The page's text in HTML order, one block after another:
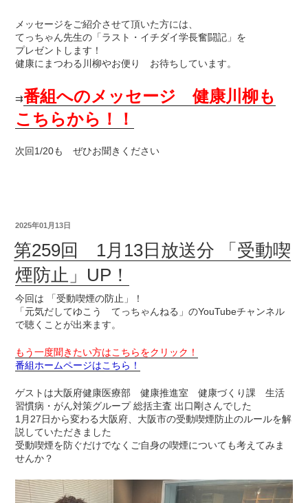
メッセージをご紹介させて頂いた方には、
てっちゃん先生の「ラスト・イチダイ学長奮闘記」を
プレゼントします！
健康にまつわる川柳やお便り お待ちしています。
⇉番組へのメッセージ 健康川柳も
こちらから！！
次回1/20も ぜひお聞きください
2025年01月13日
第259回 1月13日放送分 「受動喫
煙防止」UP！
今回は 「受動喫煙の防止」！
「元気だしてゆこう てっちゃんねる」のYouTubeチャンネル
で聴くことが出来ます。
もう一度聞きたい方はこちらをクリック！
番組ホームページはこちら！
ゲストは大阪府健康医療部 健康推進室 健康づくり課 生活
習慣病・がん対策グループ 総括主査 出口剛さんでした
1月27日から変わる大阪府、大阪市の受動喫煙防止のルールを解
説していただきました
受動喫煙を防ぐだけでなくご自身の喫煙についても考えてみま
せんか？